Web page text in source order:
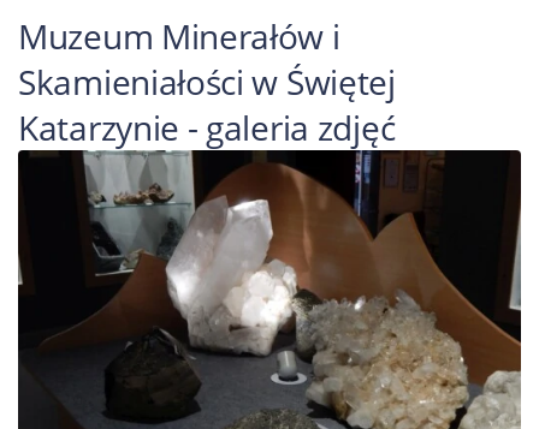
Muzeum Minerałów i
Skamieniałości w Świętej
Katarzynie - galeria zdjęć